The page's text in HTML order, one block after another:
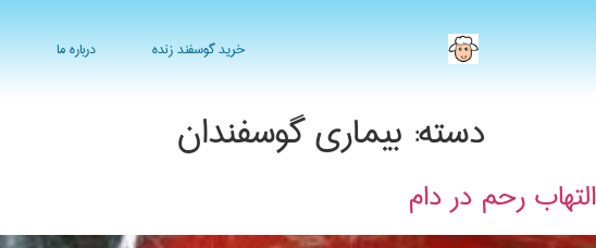
خرید گوسفند زنده درباره ما
دسته: بیماری گوسفندان
التهاب رحم در دام